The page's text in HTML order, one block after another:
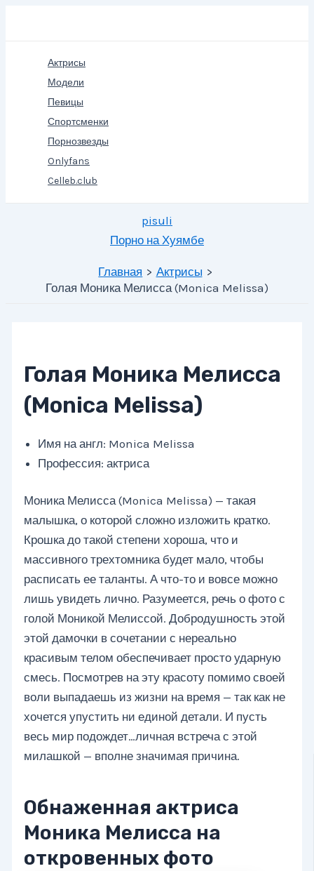
Актрисы
Модели
Певицы
Спортсменки
Порнозвезды
Onlyfans
Celleb.club
pisuli
Порно на Хуямбе
Главная
Актрисы
Голая Моника Мелисса (Monica Melissa)
Голая Моника Мелисса
(Monica Melissa)
Имя на англ: Monica Melissa
Профессия: актриса
Моника Мелисса (Monica Melissa) — такая
малышка, о которой сложно изложить кратко.
Крошка до такой степени хороша, что и
массивного трехтомника будет мало, чтобы
расписать ее таланты. А что-то и вовсе можно
лишь увидеть лично. Разумеется, речь о фото с
голой Моникой Мелиссой. Добродушность этой
этой дамочки в сочетании с нереально
красивым телом обеспечивает просто ударную
смесь. Посмотрев на эту красоту помимо своей
воли выпадаешь из жизни на время — так как не
хочется упустить ни единой детали. И пусть
весь мир подождет…личная встреча с этой
милашкой — вполне значимая причина.
Обнаженная актриса
Моника Мелисса на
откровенных фото